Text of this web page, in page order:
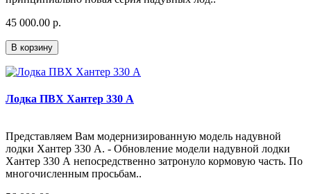
45 000.00 р.
В корзину
Лодка ПВХ Хантер 330 А
Представляем Вам модернизированную модель надувной
лодки Хантер 330 А. - Обновление модели надувной лодки
Хантер 330 А непосредственно затронуло кормовую часть. По
многочисленным просьбам..